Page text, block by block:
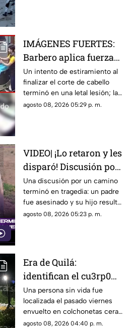
IMÁGENES FUERTES:
Barbero aplica fuerza
de más y le rompe el
cuello a un cliente en
pleno corte
Un intento de estiramiento al
finalizar el corte de cabello
terminó en una letal lesión; las
estremecedoras imágenes
agosto 08, 2026 05:29 p. m.
VIDEO| ¡Lo retaron y les
disparó! Discusión por
un terreno termina con
un padre muerto y su
hijo herido
Una discusión por un camino
terminó en tragedia: un padre
fue asesinado y su hijo resultó
herido.
agosto 08, 2026 05:23 p. m.
Era de Quilá:
identifican el cu3rp0
envuelto en
colchonetas hallado en
Los Cerritos, Culiacán
Una persona sin vida fue
localizada el pasado viernes
envuelto en colchonetas cera
del sector de Los Cerritos, en
agosto 08, 2026 04:40 p. m.